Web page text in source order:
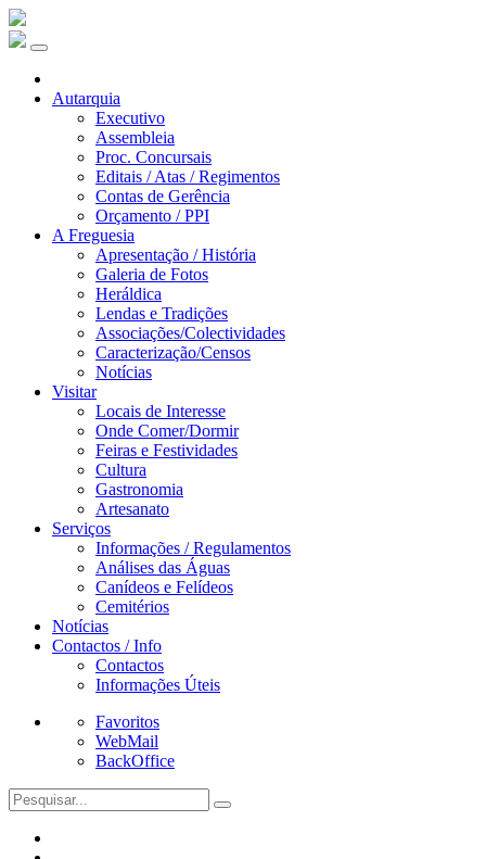
Autarquia
Executivo
Assembleia
Proc. Concursais
Editais / Atas / Regimentos
Contas de Gerência
Orçamento / PPI
A Freguesia
Apresentação / História
Galeria de Fotos
Heráldica
Lendas e Tradições
Associações/Colectividades
Caracterização/Censos
Notícias
Visitar
Locais de Interesse
Onde Comer/Dormir
Feiras e Festividades
Cultura
Gastronomia
Artesanato
Serviços
Informações / Regulamentos
Análises das Águas
Canídeos e Felídeos
Cemitérios
Notícias
Contactos / Info
Contactos
Informações Úteis
Favoritos
WebMail
BackOffice